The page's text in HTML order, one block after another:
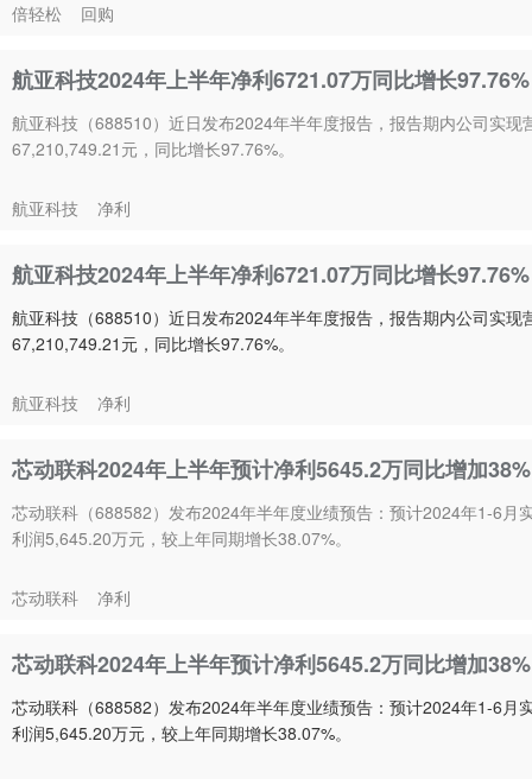
倍轻松 回购
航亚科技2024年上半年净利6721.07万同比增长
航亚科技（688510）近日发布2024年半年度报告，报告期内公司实
67,210,749.21元，同比增长97.76%。
航亚科技 净利
航亚科技2024年上半年净利6721.07万同比增长
航亚科技（688510）近日发布2024年半年度报告，报告期内公司实
67,210,749.21元，同比增长97.76%。
航亚科技 净利
芯动联科2024年上半年预计净利5645.2万同比增加
芯动联科（688582）发布2024年半年度业绩预告：预计2024年1-6
利润5,645.20万元，较上年同期增长38.07%。
芯动联科 净利
芯动联科2024年上半年预计净利5645.2万同比增加
芯动联科（688582）发布2024年半年度业绩预告：预计2024年1-6
利润5,645.20万元，较上年同期增长38.07%。